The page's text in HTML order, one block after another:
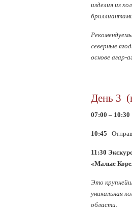
изделия из
северные
основе агар-
День 3
07:00 – 10:30
10:45
11:30
«Малые
Это
уникальная
области.